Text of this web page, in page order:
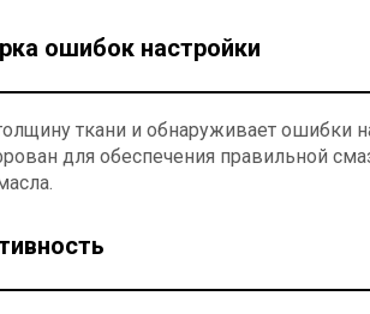
ошибок настройки
ткани и обнаруживает ошибки
для обеспечения правильной